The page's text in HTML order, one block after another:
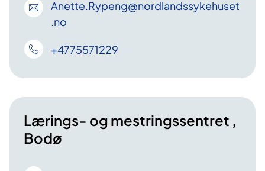
Anette.Rypeng@nordlandssykehuset
.no
+4775571229
Lærings- og mestringssentret ,
Bodø